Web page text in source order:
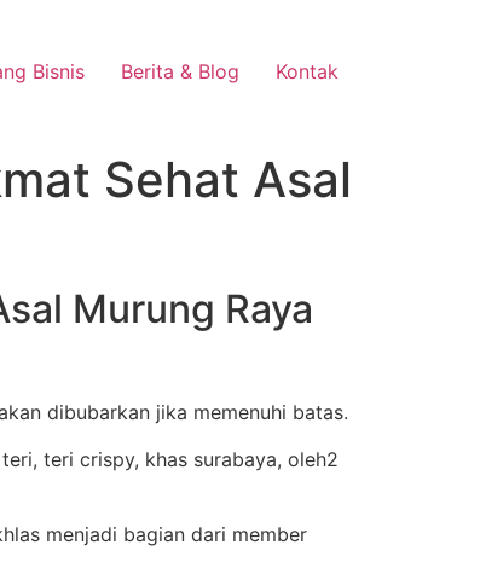
Bisnis Berita & Blog Kontak
Sehat Asal
Murung Raya
dibubarkan jika memenuhi batas.
menjadi bagian dari member